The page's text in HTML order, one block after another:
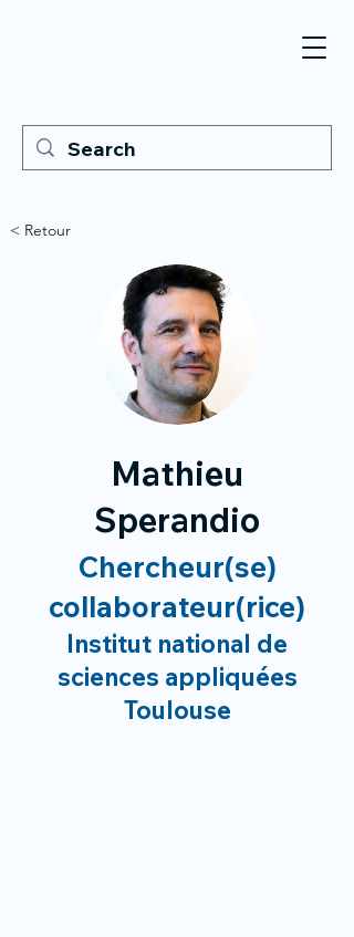
< Retour
Mathieu
Sperandio
Chercheur(se)
collaborateur(rice)
Institut national de
sciences appliquées
Toulouse